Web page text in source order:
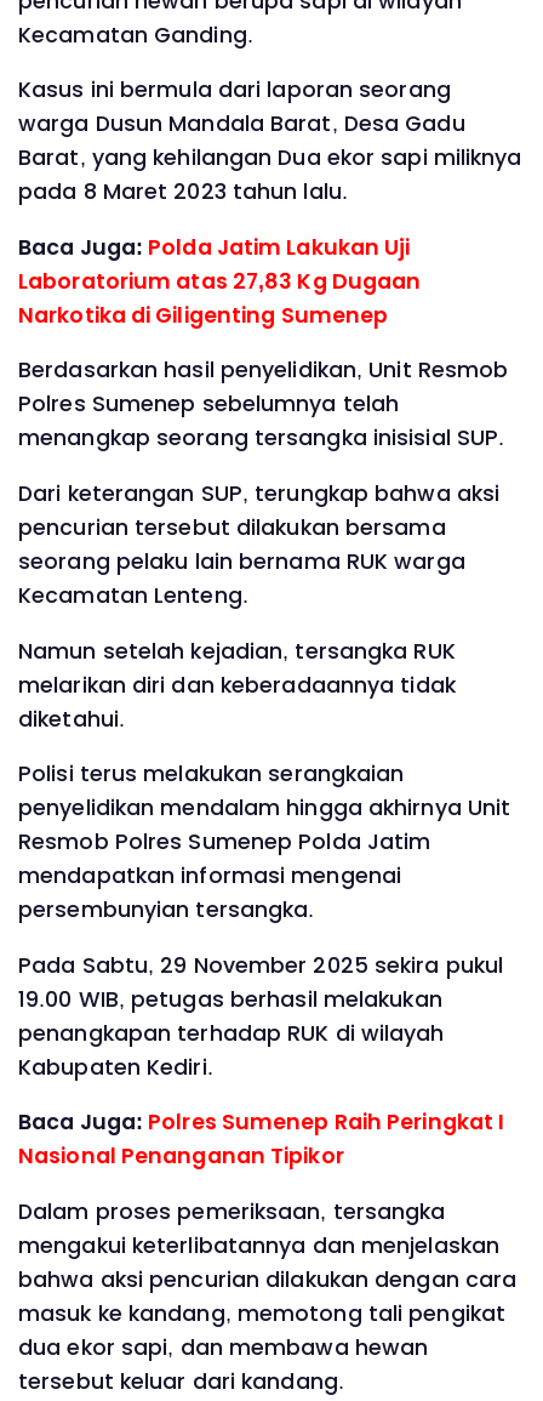
Kecamatan Ganding.
Kasus ini bermula dari laporan seorang
warga Dusun Mandala Barat, Desa Gadu
Barat, yang kehilangan Dua ekor sapi miliknya
pada 8 Maret 2023 tahun lalu.
Baca Juga: Polda Jatim Lakukan Uji
Laboratorium atas 27,83 Kg Dugaan
Narkotika di Giligenting Sumenep
Berdasarkan hasil penyelidikan, Unit Resmob
Polres Sumenep sebelumnya telah
menangkap seorang tersangka inisisial SUP.
Dari keterangan SUP, terungkap bahwa aksi
pencurian tersebut dilakukan bersama
seorang pelaku lain bernama RUK warga
Kecamatan Lenteng.
Namun setelah kejadian, tersangka RUK
melarikan diri dan keberadaannya tidak
diketahui.
Polisi terus melakukan serangkaian
penyelidikan mendalam hingga akhirnya Unit
Resmob Polres Sumenep Polda Jatim
mendapatkan informasi mengenai
persembunyian tersangka.
Pada Sabtu, 29 November 2025 sekira pukul
19.00 WIB, petugas berhasil melakukan
penangkapan terhadap RUK di wilayah
Kabupaten Kediri.
Baca Juga: Polres Sumenep Raih Peringkat I
Nasional Penanganan Tipikor
Dalam proses pemeriksaan, tersangka
mengakui keterlibatannya dan menjelaskan
bahwa aksi pencurian dilakukan dengan cara
masuk ke kandang, memotong tali pengikat
dua ekor sapi, dan membawa hewan
tersebut keluar dari kandang.